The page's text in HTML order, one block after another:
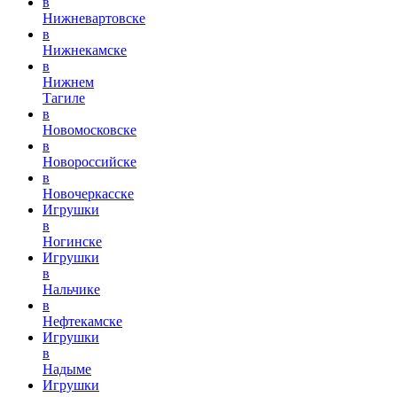
Нижневартовске
в
Нижнекамске
в
Нижнем
Тагиле
в
Новомосковске
в
Новороссийске
в
Новочеркасске
Игрушки
в
Ногинске
Игрушки
в
Нальчике
в
Нефтекамске
Игрушки
в
Надыме
Игрушки